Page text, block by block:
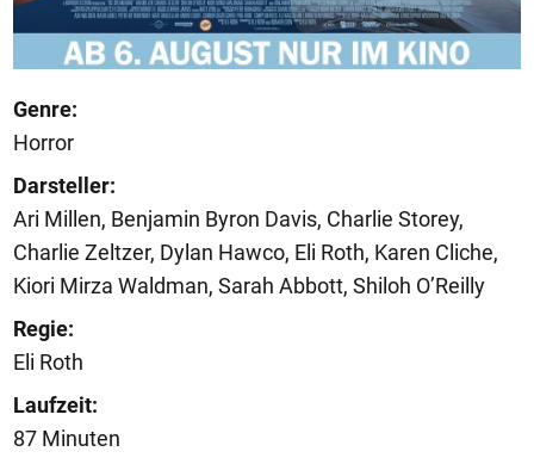
Genre:
Horror
Darsteller:
Ari Millen, Benjamin Byron Davis, Charlie Storey,
Charlie Zeltzer, Dylan Hawco, Eli Roth, Karen Cliche,
Kiori Mirza Waldman, Sarah Abbott, Shiloh O’Reilly
Regie:
Eli Roth
Laufzeit:
87 Minuten